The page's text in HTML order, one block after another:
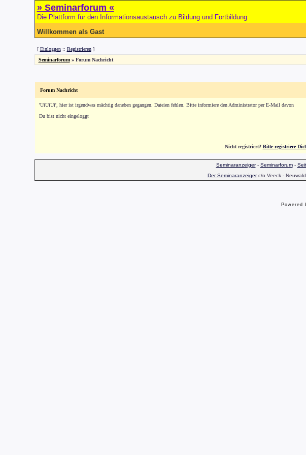
» Seminarforum «
Die Plattform für den Informationsaustausch zu Bildung und Fortbildung
Willkommen als Gast
[ Einloggen:: Registrieren]
Seminarforum» Forum Nachricht
Forum Nachricht
'UiUiUi', hier ist irgendwas mächtig daneben gegangen. Dateien fehlen. Bitte informiere den Administrator per E-Mail davon
Du bist nicht eingeloggt
Nicht registriert? Bitte registriere
Seminaranzeiger- Seminarforum-
Der Seminaranzeigerc/o Veeck -
Powered